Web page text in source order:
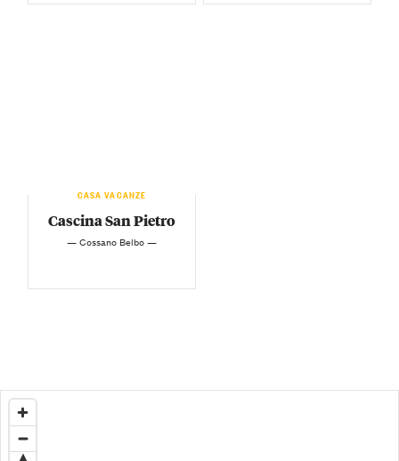
CASA VACANZE
Cascina San Pietro
— Cossano Belbo —